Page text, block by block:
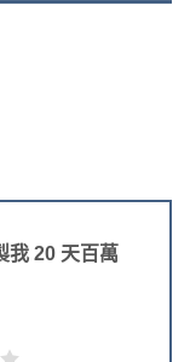
我 20 天百萬